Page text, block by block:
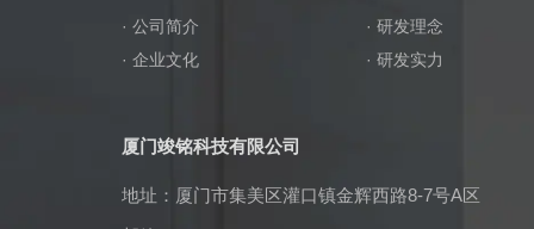
· 公司简介
· 企业文化
· 研发理念
· 研发实力
厦门竣铭科技有限公司
地址：厦门市集美区灌口镇金辉西路8-7号A区